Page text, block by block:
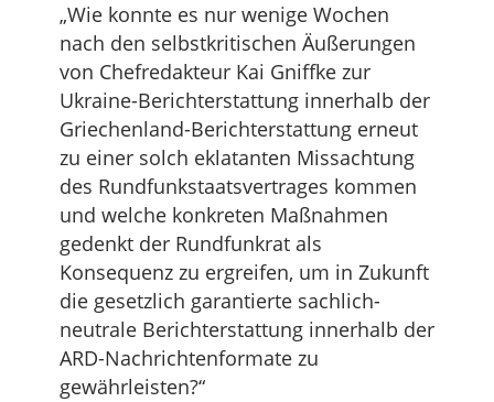
„Wie konnte es nur wenige Wochen
nach den selbstkritischen Äußerungen
von Chefredakteur Kai Gniffke zur
Ukraine-Berichterstattung innerhalb der
Griechenland-Berichterstattung erneut
zu einer solch eklatanten Missachtung
des Rundfunkstaatsvertrages kommen
und welche konkreten Maßnahmen
gedenkt der Rundfunkrat als
Konsequenz zu ergreifen, um in Zukunft
die gesetzlich garantierte sachlich-
neutrale Berichterstattung innerhalb der
ARD-Nachrichtenformate zu
gewährleisten?“